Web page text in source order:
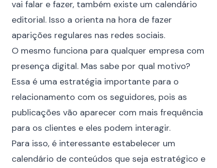
vai falar e fazer, também existe um calendário
editorial. Isso a orienta na hora de fazer
aparições regulares nas redes sociais.
O mesmo funciona para qualquer empresa com
presença digital. Mas sabe por qual motivo?
Essa é uma estratégia importante para o
relacionamento com os seguidores, pois as
publicações vão aparecer com mais frequência
para os clientes e eles podem interagir.
Para isso, é interessante estabelecer um
calendário de conteúdos que seja estratégico e